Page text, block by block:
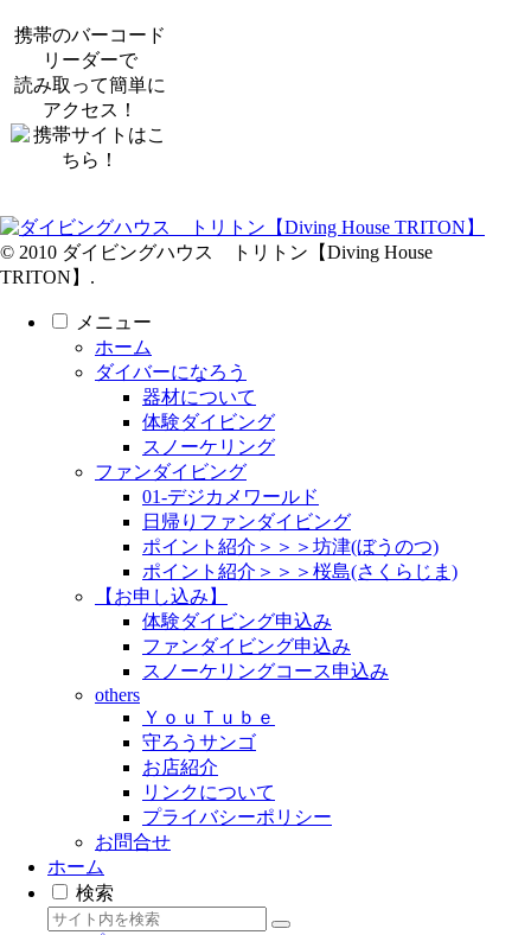
携帯のバーコード
リーダーで
読み取って簡単に
アクセス！
© 2010 ダイビングハウス トリトン【Diving House
TRITON】.
メニュー
ホーム
ダイバーになろう
器材について
体験ダイビング
スノーケリング
ファンダイビング
01-デジカメワールド
日帰りファンダイビング
ポイント紹介＞＞＞坊津(ぼうのつ)
ポイント紹介＞＞＞桜島(さくらじま)
【お申し込み】
体験ダイビング申込み
ファンダイビング申込み
スノーケリングコース申込み
others
ＹｏｕＴｕｂｅ
守ろうサンゴ
お店紹介
リンクについて
プライバシーポリシー
お問合せ
ホーム
検索